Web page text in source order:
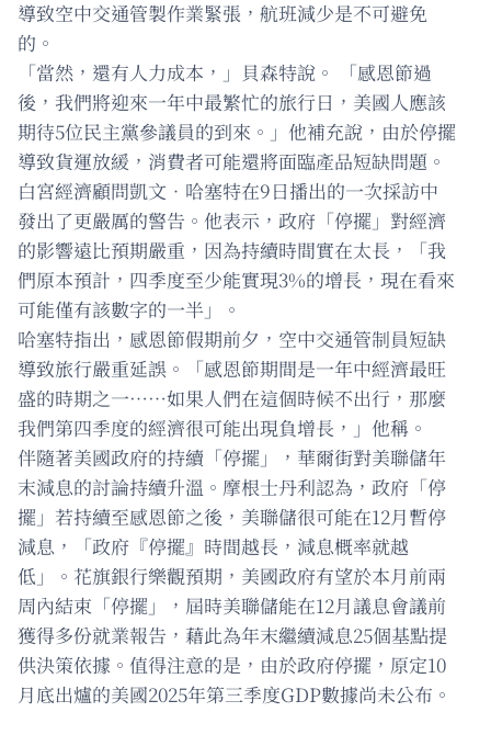
導致空中交通管製作業緊張，航班減少是不可避免
的。
「當然，還有人力成本，」貝森特說。 「感恩節過
後，我們將迎來一年中最繁忙的旅行日，美國人應該
期待5位民主黨參議員的到來。」他補充說，由於停擺
導致貨運放緩，消費者可能還將面臨產品短缺問題。
白宮經濟顧問凱文．哈塞特在9日播出的一次採訪中
發出了更嚴厲的警告。他表示，政府「停擺」對經濟
的影響遠比預期嚴重，因為持續時間實在太長，「我
們原本預計，四季度至少能實現3%的增長，現在看來
可能僅有該數字的一半」。
哈塞特指出，感恩節假期前夕，空中交通管制員短缺
導致旅行嚴重延誤。「感恩節期間是一年中經濟最旺
盛的時期之一……如果人們在這個時候不出行，那麼
我們第四季度的經濟很可能出現負增長，」他稱。
伴隨著美國政府的持續「停擺」，華爾街對美聯儲年
末減息的討論持續升溫。摩根士丹利認為，政府「停
擺」若持續至感恩節之後，美聯儲很可能在12月暫停
減息，「政府『停擺』時間越長，減息概率就越
低」。花旗銀行樂觀預期，美國政府有望於本月前兩
周內結束「停擺」，屆時美聯儲能在12月議息會議前
獲得多份就業報告，藉此為年末繼續減息25個基點提
供決策依據。值得注意的是，由於政府停擺，原定10
月底出爐的美國2025年第三季度GDP數據尚未公布。